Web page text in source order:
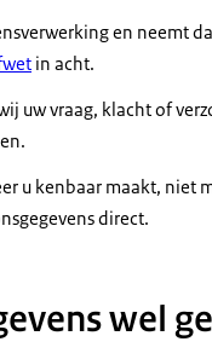
en neemt
in acht.
uw vraag, klacht of
u kenbaar maakt, niet
direct.
wel